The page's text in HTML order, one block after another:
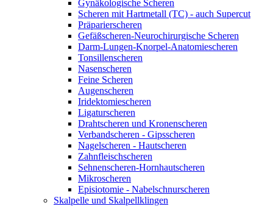
Gynäkologische Scheren
Scheren mit Hartmetall (TC) - auch Supercut
Präparierscheren
Gefäßscheren-Neurochirurgische Scheren
Darm-Lungen-Knorpel-Anatomiescheren
Tonsillenscheren
Nasenscheren
Feine Scheren
Augenscheren
Iridektomiescheren
Ligaturscheren
Drahtscheren und Kronenscheren
Verbandscheren - Gipsscheren
Nagelscheren - Hautscheren
Zahnfleischscheren
Sehnenscheren-Hornhautscheren
Mikroscheren
Episiotomie - Nabelschnurscheren
Skalpelle und Skalpellklingen